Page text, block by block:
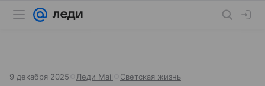
9 декабря 2025 Леди Mail Светская жизнь